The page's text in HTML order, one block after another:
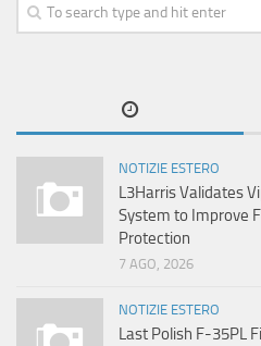
NOTIZIE ESTERO
L3Harris Validates
System to Improve
Protection
7 AGO, 2026
NOTIZIE ESTERO
Last Polish F-35PL